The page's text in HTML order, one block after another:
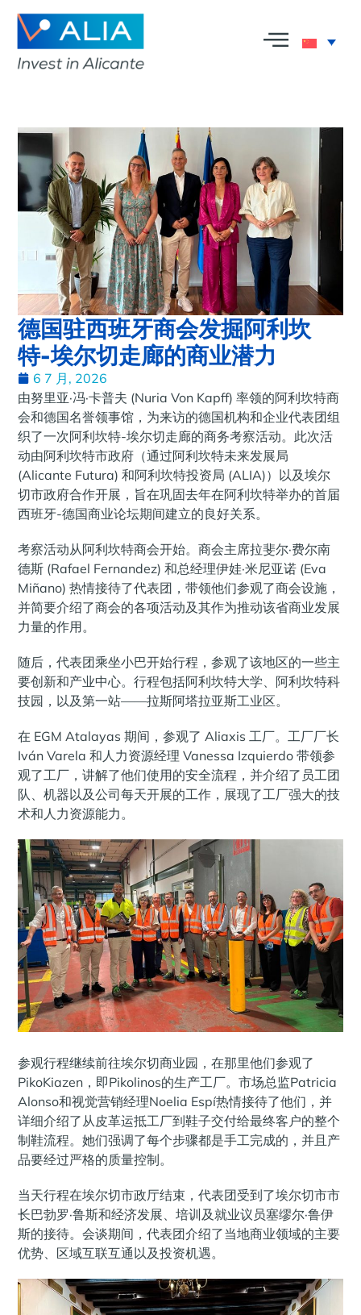
德国驻西班牙商会发掘阿利坎
特-埃尔切走廊的商业潜力
6 7 月, 2026
由努里亚·冯·卡普夫 (Nuria Von Kapff) 率领的阿利坎特商
会和德国名誉领事馆，为来访的德国机构和企业代表团组
织了一次阿利坎特-埃尔切走廊的商务考察活动。此次活
动由阿利坎特市政府（通过阿利坎特未来发展局
(Alicante Futura) 和阿利坎特投资局 (ALIA)）以及埃尔
切市政府合作开展，旨在巩固去年在阿利坎特举办的首届
西班牙-德国商业论坛期间建立的良好关系。
考察活动从阿利坎特商会开始。商会主席拉斐尔·费尔南
德斯 (Rafael Fernandez) 和总经理伊娃·米尼亚诺 (Eva
Miñano) 热情接待了代表团，带领他们参观了商会设施，
并简要介绍了商会的各项活动及其作为推动该省商业发展
力量的作用。
随后，代表团乘坐小巴开始行程，参观了该地区的一些主
要创新和产业中心。行程包括阿利坎特大学、阿利坎特科
技园，以及第一站——拉斯阿塔拉亚斯工业区。
在 EGM Atalayas 期间，参观了 Aliaxis 工厂。工厂厂长
Iván Varela 和人力资源经理 Vanessa Izquierdo 带领参
观了工厂，讲解了他们使用的安全流程，并介绍了员工团
队、机器以及公司每天开展的工作，展现了工厂强大的技
术和人力资源能力。
参观行程继续前往埃尔切商业园，在那里他们参观了
PikoKiazen，即Pikolinos的生产工厂。市场总监Patricia
Alonso和视觉营销经理Noelia Espí热情接待了他们，并
详细介绍了从皮革运抵工厂到鞋子交付给最终客户的整个
制鞋流程。她们强调了每个步骤都是手工完成的，并且产
品要经过严格的质量控制。
当天行程在埃尔切市政厅结束，代表团受到了埃尔切市市
长巴勃罗·鲁斯和经济发展、培训及就业议员塞缪尔·鲁伊
斯的接待。会谈期间，代表团介绍了当地商业领域的主要
优势、区域互联互通以及投资机遇。